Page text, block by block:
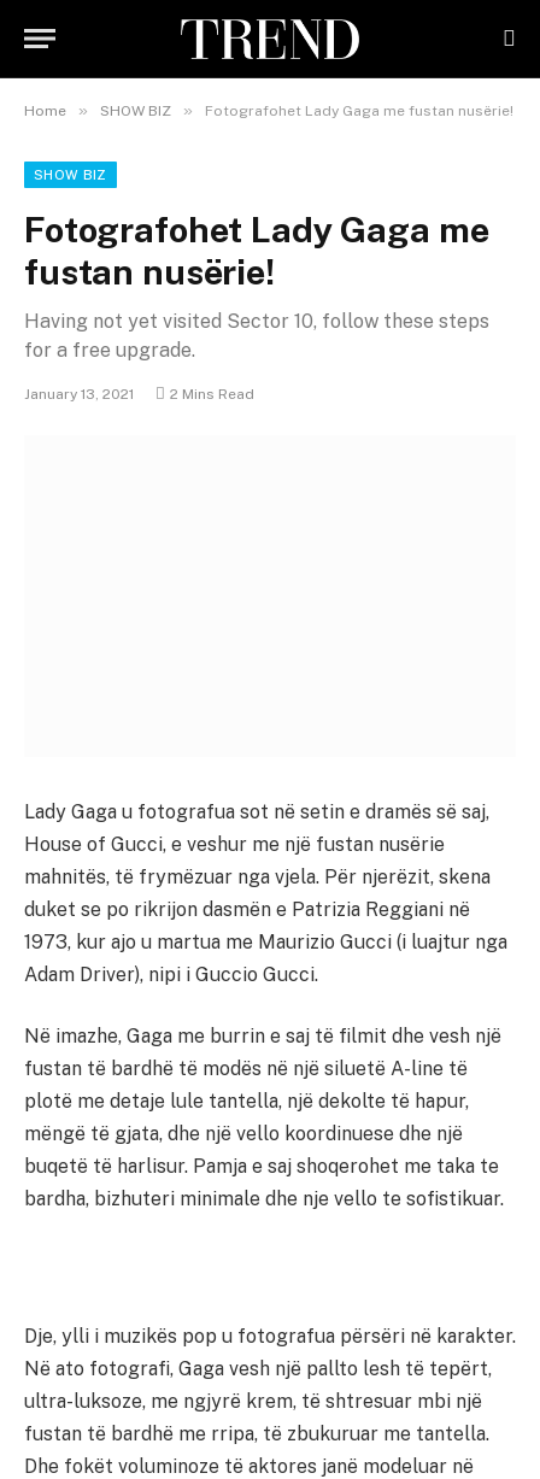
Home » SHOW BIZ » Fotografohet Lady Gaga me fustan nusërie!
SHOW BIZ
Fotografohet Lady Gaga me
fustan nusërie!
Having not yet visited Sector 10, follow these steps
for a free upgrade.
January 13, 2021 2 Mins Read
Lady Gaga u fotografua sot në setin e dramës së saj,
House of Gucci, e veshur me një fustan nusërie
mahnitës, të frymëzuar nga vjela. Për njerëzit, skena
duket se po rikrijon dasmën e Patrizia Reggiani në
1973, kur ajo u martua me Maurizio Gucci (i luajtur nga
Adam Driver), nipi i Guccio Gucci.
Në imazhe, Gaga me burrin e saj të filmit dhe vesh një
fustan të bardhë të modës në një siluetë A-line të
plotë me detaje lule tantella, një dekolte të hapur,
mëngë të gjata, dhe një vello koordinuese dhe një
buqetë të harlisur. Pamja e saj shoqerohet me taka te
bardha, bizhuteri minimale dhe nje vello te sofistikuar.
Dje, ylli i muzikës pop u fotografua përsëri në karakter.
Në ato fotografi, Gaga vesh një pallto lesh të tepërt,
ultra-luksoze, me ngjyrë krem, të shtresuar mbi një
fustan të bardhë me rripa, të zbukuruar me tantella.
Dhe fokët voluminoze të aktores janë modeluar në